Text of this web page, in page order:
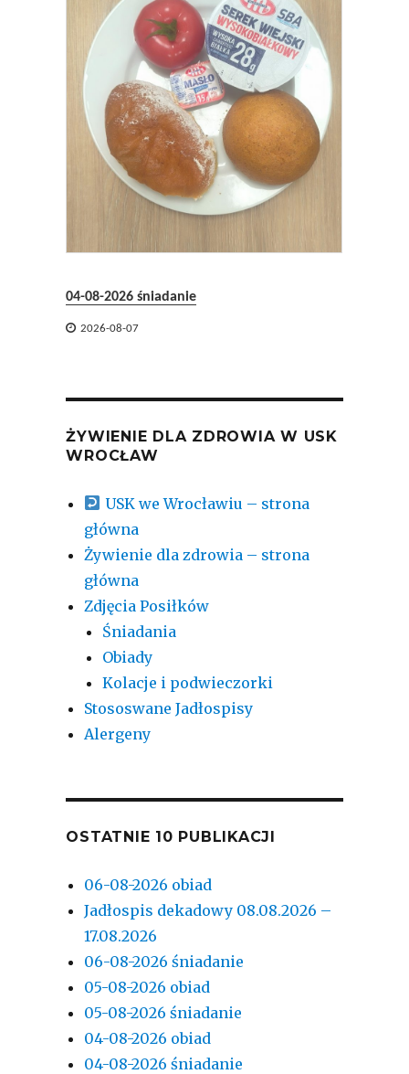
04-08-2026 śniadanie
 2026-08-07
ŻYWIENIE DLA ZDROWIA W USK
WROCŁAW
USK we Wrocławiu – strona
główna
Żywienie dla zdrowia – strona
główna
Zdjęcia Posiłków
Śniadania
Obiady
Kolacje i podwieczorki
Stososwane Jadłospisy
Alergeny
OSTATNIE 10 PUBLIKACJI
06-08-2026 obiad
Jadłospis dekadowy 08.08.2026 –
17.08.2026
06-08-2026 śniadanie
05-08-2026 obiad
05-08-2026 śniadanie
04-08-2026 obiad
04-08-2026 śniadanie